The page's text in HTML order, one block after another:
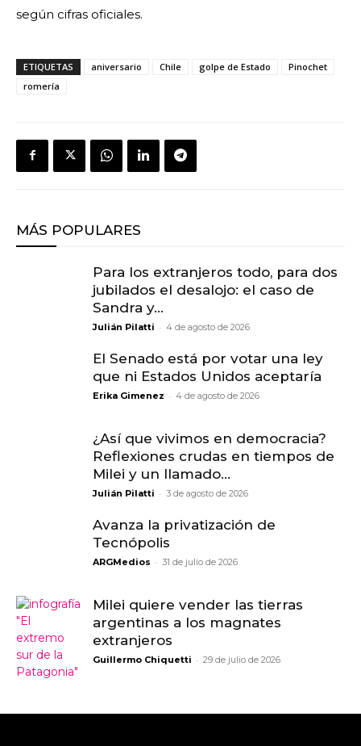
según cifras oficiales.
ETIQUETAS aniversario Chile golpe de Estado
Pinochet
romería
MÁS POPULARES
Para los extranjeros todo, para dos
jubilados el desalojo: el caso de
Sandra y...
Julián Pilatti - 4 de agosto de 2026
El Senado está por votar una ley
que ni Estados Unidos aceptaría
Erika Gimenez - 4 de agosto de 2026
¿Así que vivimos en democracia?
Reflexiones crudas en tiempos de
Milei y un llamado...
Julián Pilatti - 3 de agosto de 2026
Avanza la privatización de
Tecnópolis
ARGMedios - 31 de julio de 2026
Milei quiere vender las tierras
argentinas a los magnates
extranjeros
Guillermo Chiquetti - 29 de julio de 2026